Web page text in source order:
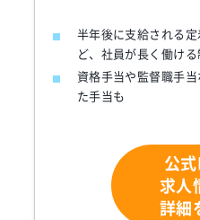
半年後に支給される
ど、社員が長く働け
資格手当や監督職手
た手当も
公
求人
詳細